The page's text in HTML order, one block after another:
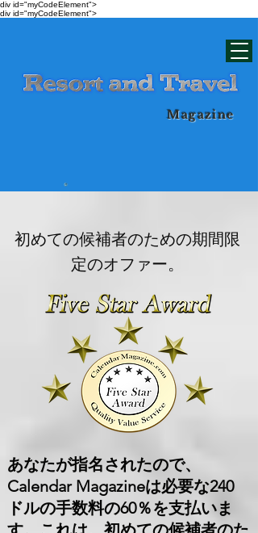
div id="myCodeElement">
div id="myCodeElement">
Magazine
初めての候補者のための期間限
定のオファー。
あなたが指名されたので、
Calendar Magazineは必要な240
ドルの手数料の60％を支払いま